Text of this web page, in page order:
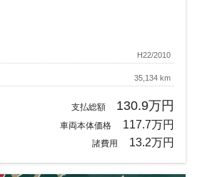
H22/2010
35,134 km
支払総額 130.9万円
車両本体価格 117.7万円
諸費用 13.2万円